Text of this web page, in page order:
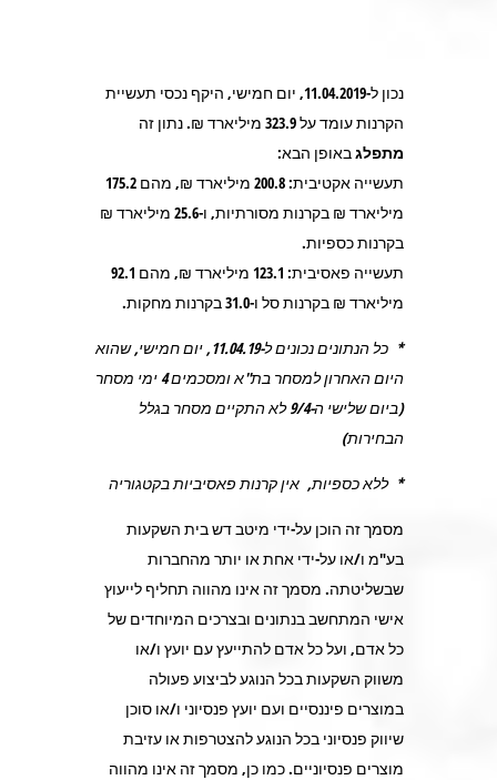
נכון ל-11.04.2019, יום חמישי, היקף נכסי תעשיית
הקרנות עומד על
מיליארד ₪. נתון זה
מתפלגבאופן הבא:
תעשייה אקטיבית:200.8 מיליארד ₪, מהם 175.2
מיליארד ₪ בקרנות מסורתיות, ו-25.6 מיליארד ₪
בקרנות כספיות.
תעשייה פאסיבית: 123.1 מיליארד ₪, מהם 92.1
מיליארד ₪ בקרנות סל ו-31.0בקרנות מחקות.
* כל הנתונים נכונים ל-11.04.19, יום חמישי, שהוא
היום האחרון למסחר בת"א ומסכמים 4 ימי מסחר
(ביום שלישי ה-9/4 לא התקיים מסחר בגלל
הבחירות)
* ללא כספיות, אין קרנות פאסיביות בקטגוריה
מסמך זה הוכן על-ידי מיטב דש בית השקעות
בע"מ ו/או על-ידי אחת או יותר מהחברות
שבשליטתה. מסמך זה אינו מהווה תחליף לייעוץ
אישי המתחשב בנתונים ובצרכים המיוחדים של
כל אדם, ועל כל אדם להתייעץ עם יועץ ו/או
משווק השקעות בכל הנוגע לביצוע פעולה
במוצרים פיננסיים ועם יועץ פנסיוני ו/או סוכן
שיווק פנסיוני בכל הנוגע להצטרפות או עזיבת
מוצרים פנסיוניים. כמו כן, מסמך זה אינו מהווה